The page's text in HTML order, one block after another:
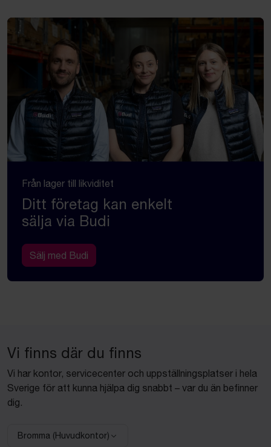
Från lager till likviditet
Ditt företag kan enkelt
sälja via Budi
Sälj med Budi
Vi finns där du finns
Vi har kontor, servicecenter och uppställningsplatser i hela
Sverige för att kunna hjälpa dig snabbt – var du än befinner
dig.
Välj anläggning:
Bromma (Huvudkontor)